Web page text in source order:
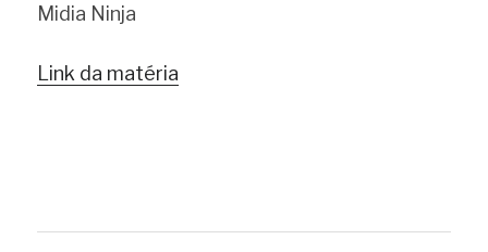
Midia Ninja
Link da matéria